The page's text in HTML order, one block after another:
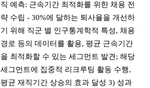
직 예측: 근속기간 최적화를 위한 채용 전
략 수립 - 30%에 달하는 퇴사율을 개선하
기 위해 직군 별 인구통계학적 특성, 채용
경로 등의 데이터를 활용, 평균 근속기간
을 최적화할 수 있는 세그먼트 발견; 해당
세그먼트에 집중적 리크루팅 활동 수행,
평균 재직기간 상승의 효과 달성 3) 성과